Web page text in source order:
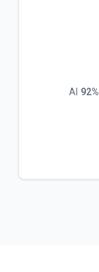
Al 92%